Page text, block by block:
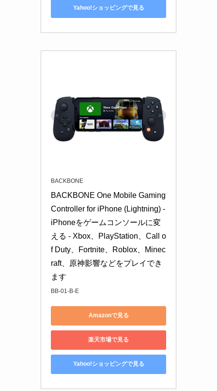
Yahoo!ショッピングで見る
BACKBONE
BACKBONE One Mobile Gaming
Controller for iPhone (Lightning) -
iPhoneをゲームコンソールに変
える - Xbox、PlayStation、Call o
f Duty、Fortnite、Roblox、Minec
raft、原神影響などをプレイでき
ます
BB-01-B-E
Amazonで見る
楽天市場で見る
Yahoo!ショッピングで見る